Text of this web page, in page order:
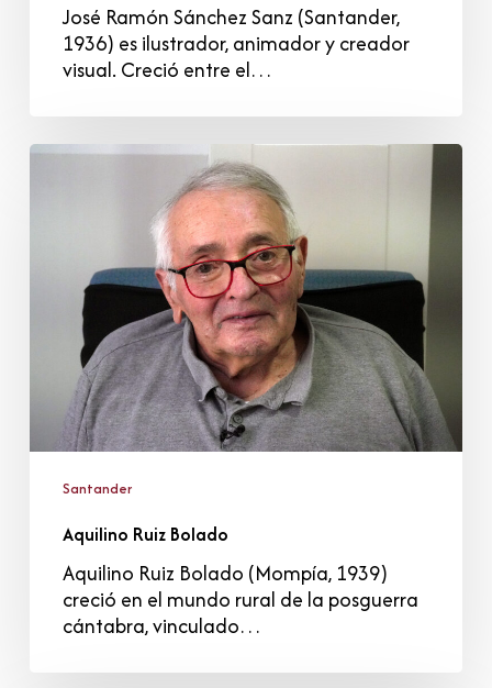
José Ramón Sánchez Sanz (Santander,
1936) es ilustrador, animador y creador
visual. Creció entre el…
Aquilino
Santander
Aquilino Ruiz Bolado
Aquilino Ruiz Bolado (Mompía, 1939)
creció en el mundo rural de la posguerra
cántabra, vinculado…